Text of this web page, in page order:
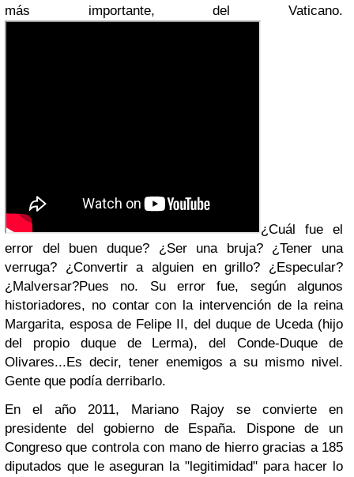
más importante, del Vaticano.
¿Cuál fue el
error del buen duque? ¿Ser una bruja? ¿Tener una
verruga? ¿Convertir a alguien en grillo? ¿Especular?
¿Malversar?Pues no. Su error fue, según algunos
historiadores, no contar con la intervención de la reina
Margarita, esposa de Felipe II, del duque de Uceda (hijo
del propio duque de Lerma), del Conde-Duque de
Olivares...Es decir, tener enemigos a su mismo nivel.
Gente que podía derribarlo.
En el año 2011, Mariano Rajoy se convierte en
presidente del gobierno de España. Dispone de un
Congreso que controla con mano de hierro gracias a 185
diputados que le aseguran la "legitimidad" para hacer lo